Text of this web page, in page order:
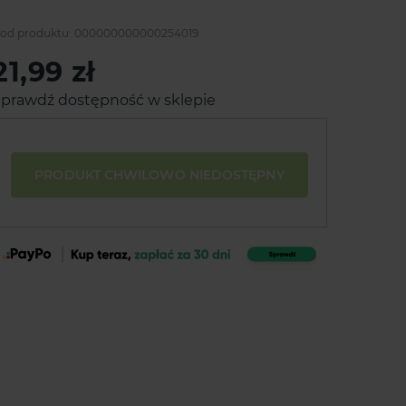
produktu: 000000000000254019
zł
dostępność w sklepie
PRODUKT CHWILOWO NIEDOSTĘPNY